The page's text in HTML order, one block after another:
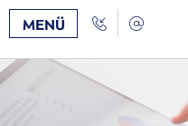
Zum
Inhalt
Zur
Navigation
MENÜ Call
Back
Kontakt